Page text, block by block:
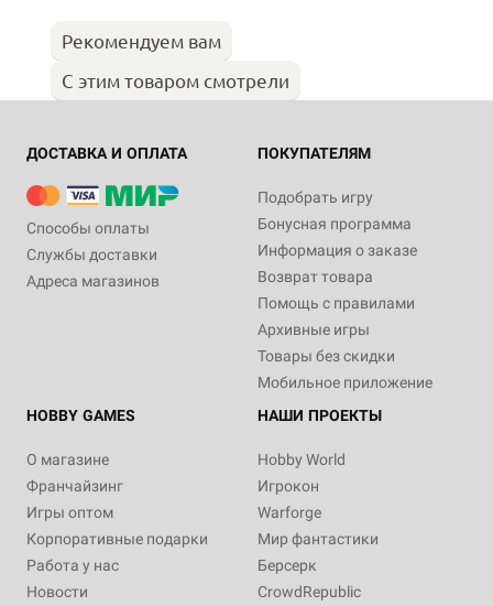
Рекомендуем вам
С этим товаром смотрели
ДОСТАВКА И ОПЛАТА
Способы оплаты
Службы доставки
Адреса магазинов
ПОКУПАТЕЛЯМ
Подобрать игру
Бонусная программа
Информация о заказе
Возврат товара
Помощь с правилами
Архивные игры
Товары без скидки
Мобильное приложение
HOBBY GAMES
О магазине
Франчайзинг
Игры оптом
Корпоративные подарки
Работа у нас
Новости
НАШИ ПРОЕКТЫ
Hobby World
Игрокон
Warforge
Мир фантастики
Берсерк
CrowdRepublic